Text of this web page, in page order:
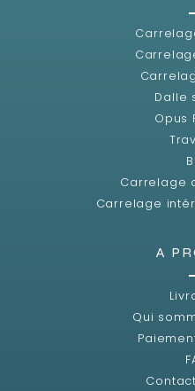
Dalle
Opus
Carrelage
Carrelage
A
Qui